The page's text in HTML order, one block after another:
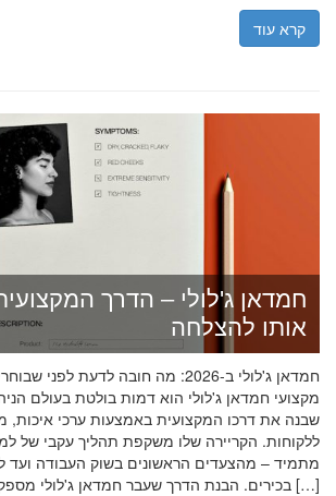
קרא עוד
חמדאן ג'לולי – הדרך
אותו להצלחה
חמדאן ג'לולי ב-2026: מה חובה לדעת
מקצועי חמדאן ג'לולי הוא דמות בולטת בעולם
שבנה את דרכו המקצועית באמצעות ערכי איכות,
ללקוחות. הקריירה שלו משקפת תהליך עקבי של
מתמיד – מהצעדים הראשונים בשוק העבודה ועד
בכירים. הבנת הדרך שעבר חמדאן ג'לולי מספקת […]